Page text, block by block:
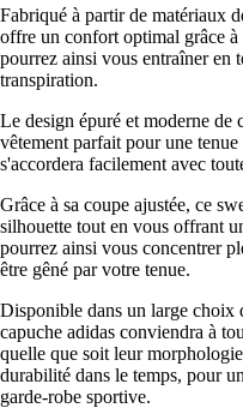
Fabriqué à partir de matériaux
offre un confort optimal grâce à
pourrez ainsi vous entraîner en
transpiration.
Le design épuré et moderne de
vêtement parfait pour une
s'accordera facilement avec
Grâce à sa coupe ajustée, ce
silhouette tout en vous offrant
pourrez ainsi vous concentrer
être gêné par votre tenue.
Disponible dans un large choix
capuche adidas conviendra à
quelle que soit leur
durabilité dans le temps, pour
garde-robe sportive.